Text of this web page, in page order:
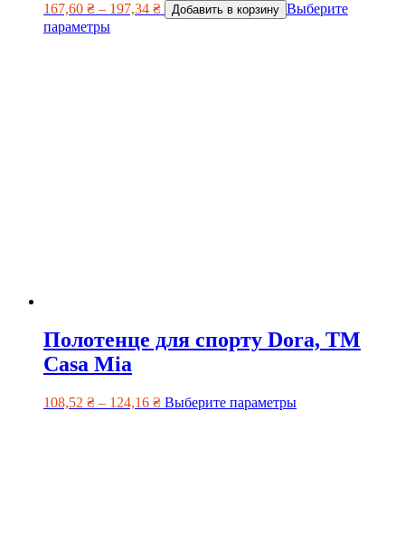
167,60 ₴ – 197,34 ₴ Добавить в корзину Выберите
параметры
Полотенце для спорту Dora, TM
Casa Mia
108,52 ₴ – 124,16 ₴ Выберите параметры